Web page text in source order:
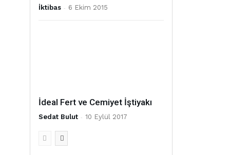
İktibas - 6 Ekim 2015
İdeal Fert ve Cemiyet İştiyakı
Sedat Bulut - 10 Eylül 2017